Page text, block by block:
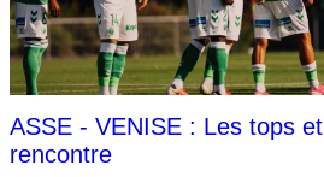
ASSE - VENISE : Les tops
rencontre